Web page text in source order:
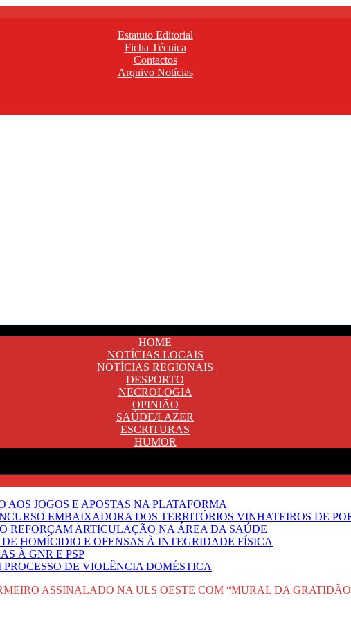
Estatuto Editorial
Ficha Técnica
Contactos
Arquivo Notícias
HOME
NOTÍCIAS LOCAIS
NOTÍCIAS REGIONAIS
DESPORTO
NECROLOGIA
OPINIÃO
SAÚDE/LAZER
ESCRITURAS
HUMOR
JOGOS E APOSTAS NA PLATAFORMA
EMBAIXADORA DOS TERRITÓRIOS VINHATEIROS DE
REFORÇAM ARTICULAÇÃO NA ÁREA DA SAÚDE
HOMÍCIDIO E OFENSAS À INTEGRIDADE FÍSICA
À GNR E PSP
DE VIOLÊNCIA DOMÉSTICA
ASSINALADO NA ULS OESTE COM “MURAL DA